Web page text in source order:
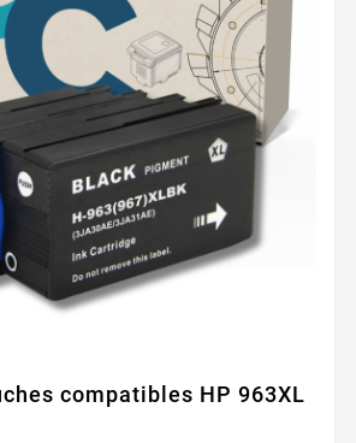
compatibles HP 963XL